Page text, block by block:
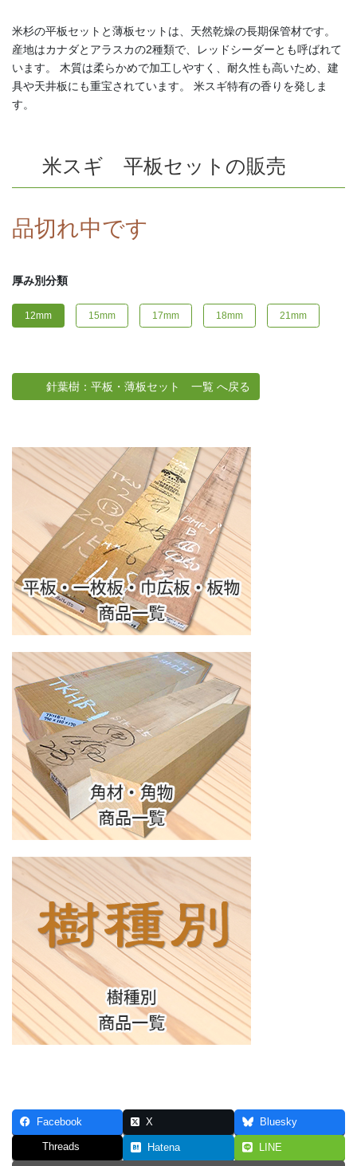
米杉の平板セットと薄板セットは、天然乾燥の長期保管材です。
産地はカナダとアラスカの2種類で、レッドシーダーとも呼ばれて
います。 木質は柔らかめで加工しやすく、耐久性も高いため、建
具や天井板にも重宝されています。 米スギ特有の香りを発しま
す。
米スギ 平板セットの販売
品切れ中です
厚み別分類
12mm 15mm 17mm 18mm 21mm
針葉樹：平板・薄板セット 一覧 へ戻る
Facebook X Bluesky
Threads Hatena LINE